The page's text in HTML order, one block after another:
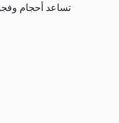
تساعد أحجام